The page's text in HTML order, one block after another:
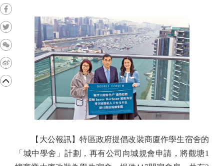
【大公報訊】特區政府提倡改裝商廈作學生宿舍的
「城中學舍」計劃，再有公司向城規會申請，將觀塘1